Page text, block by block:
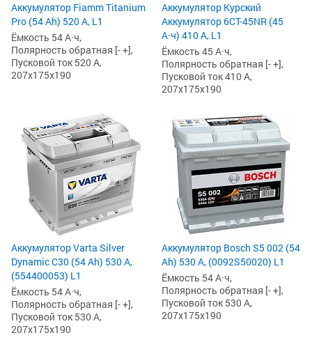
Аккумулятор Fiamm Titanium
Pro (54 Ah) 520 А, L1
Ёмкость 54 А·ч,
Полярность обратная [- +],
Пусковой ток 520 А,
207x175x190
Аккумулятор Курский
Аккумулятор 6СТ-45NR (45
А·ч) 410 А, L1
Ёмкость 45 А·ч,
Полярность обратная [- +],
Пусковой ток 410 А,
207x175x190
Аккумулятор Varta Silver
Dynamic C30 (54 Ah) 530 А,
(554400053) L1
Ёмкость 54 А·ч,
Полярность обратная [- +],
Пусковой ток 530 А,
207x175x190
Аккумулятор Bosch S5 002 (54
Ah) 530 А, (0092S50020) L1
Ёмкость 54 А·ч,
Полярность обратная [- +],
Пусковой ток 530 А,
207x175x190